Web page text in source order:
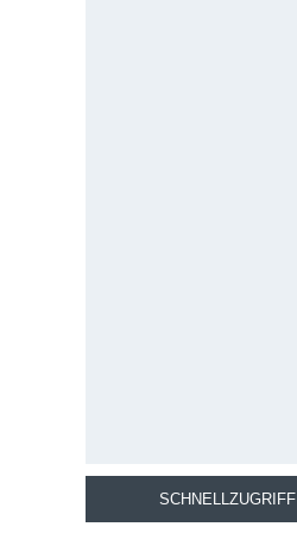
SCHNELLZUGRIFF